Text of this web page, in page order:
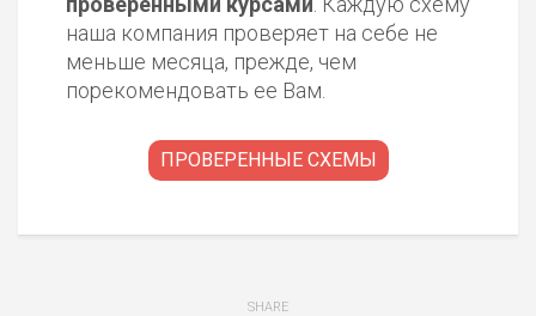
наша компания проверяет на себе не
меньше месяца, прежде, чем
порекомендовать ее Вам.
ПРОВЕРЕННЫЕ СХЕМЫ
SHARE